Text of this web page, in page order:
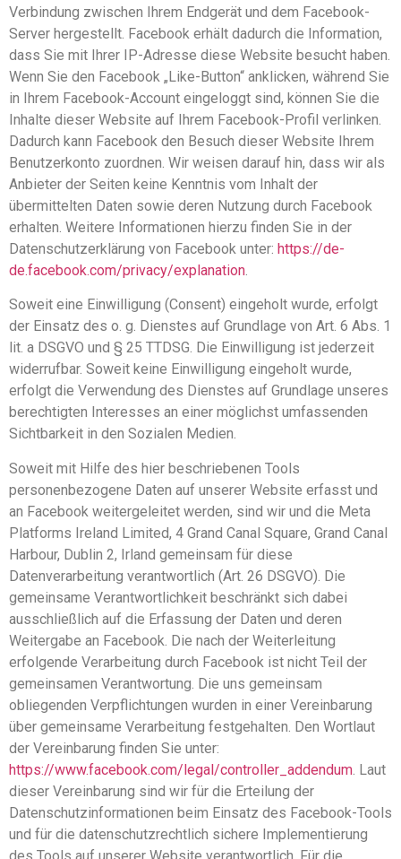
Verbindung zwischen Ihrem Endgerät und dem Facebook-
Server hergestellt. Facebook erhält dadurch die Information,
dass Sie mit Ihrer IP-Adresse diese Website besucht haben.
Wenn Sie den Facebook „Like-Button“ anklicken, während Sie
in Ihrem Facebook-Account eingeloggt sind, können Sie die
Inhalte dieser Website auf Ihrem Facebook-Profil verlinken.
Dadurch kann Facebook den Besuch dieser Website Ihrem
Benutzerkonto zuordnen. Wir weisen darauf hin, dass wir als
Anbieter der Seiten keine Kenntnis vom Inhalt der
übermittelten Daten sowie deren Nutzung durch Facebook
erhalten. Weitere Informationen hierzu finden Sie in der
Datenschutzerklärung von Facebook unter: https://de-
de.facebook.com/privacy/explanation.
Soweit eine Einwilligung (Consent) eingeholt wurde, erfolgt
der Einsatz des o. g. Dienstes auf Grundlage von Art. 6 Abs. 1
lit. a DSGVO und § 25 TTDSG. Die Einwilligung ist jederzeit
widerrufbar. Soweit keine Einwilligung eingeholt wurde,
erfolgt die Verwendung des Dienstes auf Grundlage unseres
berechtigten Interesses an einer möglichst umfassenden
Sichtbarkeit in den Sozialen Medien.
Soweit mit Hilfe des hier beschriebenen Tools
personenbezogene Daten auf unserer Website erfasst und
an Facebook weitergeleitet werden, sind wir und die Meta
Platforms Ireland Limited, 4 Grand Canal Square, Grand Canal
Harbour, Dublin 2, Irland gemeinsam für diese
Datenverarbeitung verantwortlich (Art. 26 DSGVO). Die
gemeinsame Verantwortlichkeit beschränkt sich dabei
ausschließlich auf die Erfassung der Daten und deren
Weitergabe an Facebook. Die nach der Weiterleitung
erfolgende Verarbeitung durch Facebook ist nicht Teil der
gemeinsamen Verantwortung. Die uns gemeinsam
obliegenden Verpflichtungen wurden in einer Vereinbarung
über gemeinsame Verarbeitung festgehalten. Den Wortlaut
der Vereinbarung finden Sie unter:
https://www.facebook.com/legal/controller_addendum . Laut
dieser Vereinbarung sind wir für die Erteilung der
Datenschutzinformationen beim Einsatz des Facebook-Tools
und für die datenschutzrechtlich sichere Implementierung